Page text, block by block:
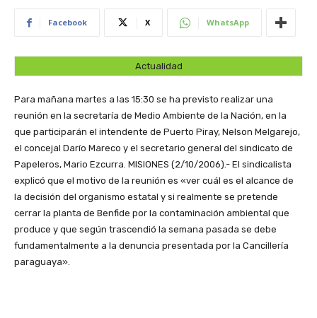
Facebook X WhatsApp
Actualidad
Para mañana martes a las 15:30 se ha previsto realizar una
reunión en la secretaría de Medio Ambiente de la Nación, en la
que participarán el intendente de Puerto Piray, Nelson Melgarejo,
el concejal Darío Mareco y el secretario general del sindicato de
Papeleros, Mario Ezcurra. MISIONES (2/10/2006).- El sindicalista
explicó que el motivo de la reunión es «ver cuál es el alcance de
la decisión del organismo estatal y si realmente se pretende
cerrar la planta de Benfide por la contaminación ambiental que
produce y que según trascendió la semana pasada se debe
fundamentalmente a la denuncia presentada por la Cancillería
paraguaya».